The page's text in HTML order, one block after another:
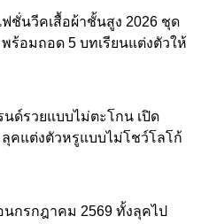
ชั่นวีคเสื้อผ้าชั้นสูง 2026 ชุด
ร้อมถอด 5 บทเรียนแต่งตัวให้
ด์รวยแบบไม่ตะโกน เปิด
คแต่งตัวหรูแบบไม่โชว์โลโก้
นกรกฎาคม 2569 ทั้งลุคไป